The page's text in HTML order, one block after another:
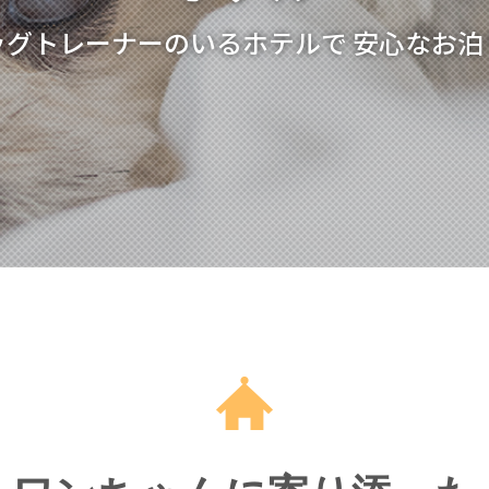
トレーナーのいるホテルで安心なお